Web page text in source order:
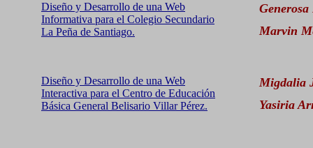
Diseño y Desarrollo de una Web
Informativa para el Colegio Secundario
La Peña de Santiago.
Marvin
Diseño y Desarrollo de una Web
Interactiva para el Centro de Educación
Básica General Belisario Villar Pérez.
Migdalia
Yasiria